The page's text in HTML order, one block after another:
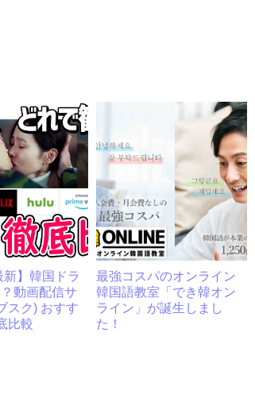
新】韓国ドラ
動画配信サ
スク) おすす
比較
最強コスパのオンライン
韓国語教室「でき韓オン
ライン」が誕生しまし
た！